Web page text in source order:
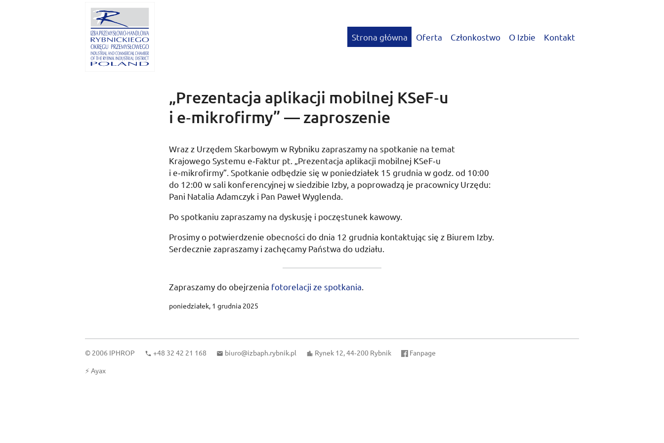
Strona główna Oferta Członkostwo O Izbie Kontakt
„Prezentacja aplikacji mobilnej KSeF‑u
i e‑mikrofirmy” — zaproszenie
Wraz z Urzędem Skarbowym w Rybniku zapraszamy na spotkanie na temat
Krajowego Systemu e‑Faktur pt. „Prezentacja aplikacji mobilnej KSeF‑u
i e‑mikrofirmy”. Spotkanie odbędzie się w poniedziałek 15 grudnia wgodz. od 10:00
do 12:00 w sali konferencyjnej w siedzibie Izby, a poprowadzą je pracownicy Urzędu:
Pani Natalia Adamczyk i Pan Paweł Wyglenda.
Po spotkaniu zapraszamy na dyskusję i poczęstunek kawowy.
Prosimy o potwierdzenie obecności dodnia 12 grudnia kontaktując się z Biurem Izby.
Serdecznie zapraszamy i zachęcamy Państwa do udziału.
Zapraszamy do obejrzenia fotorelacji ze spotkania
poniedziałek, 1 grudnia 2025
© 2006 IPHROP +48 32 42 21 168 biuro@izbaph.rybnik.pl Rynek 12, 44‑200 Rybnik
Fanpage
⚡ Ayax